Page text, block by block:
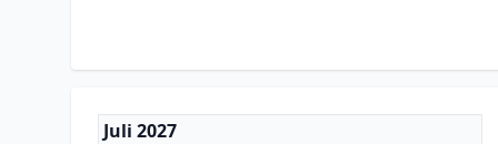
Juli 2027